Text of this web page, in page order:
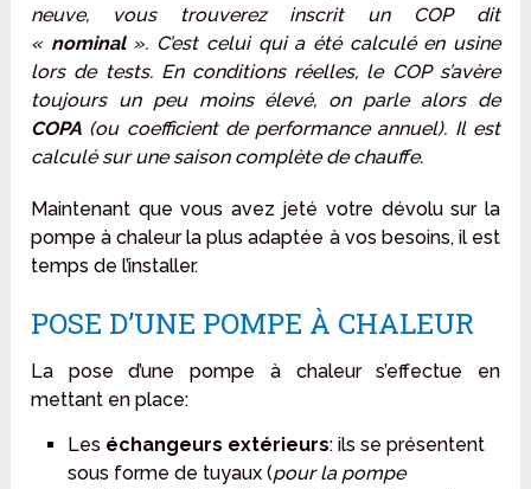
neuve, vous trouverez inscrit un COP dit
« nominal». C’est celui qui a été calculé en usine
lors de tests. En conditions réelles, le COP s’avère
toujours un peu moins élevé, on parle alors de
COPA (ou coefficient de performance annuel). Il est
calculé sur une saison complète de chauffe.
Maintenant que vous avez jeté votre dévolu sur la
pompe à chaleur la plus adaptée à vos besoins, il est
temps de l’installer.
POSE D’UNE POMPE À CHALEUR
La pose d’une pompe à chaleur s’effectue en
mettant en place:
Les échangeurs extérieurs: ils se présentent
sous forme de tuyaux (pour la pompe